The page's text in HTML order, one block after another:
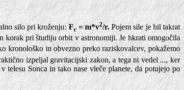
silo pri kroženju: Fc= m*v2/r.Pojem sile je bil takrat
korak pri študiju orbit v astronomiji. Je hkrati omogočila
kronološko in obvezno preko raziskovalcev, pokažemo
izpeljal gravitacijski zakon, a tega ni vedel ..., ker
Sonca in tako nase vleče planete, da potujejo po